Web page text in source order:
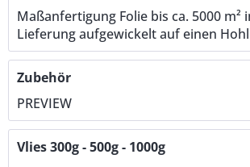
Maßanfertigung Folie bis ca. 5000 m²
Lieferung aufgewickelt auf einen
Zubehör
PREVIEW
Vlies 300g - 500g - 1000g